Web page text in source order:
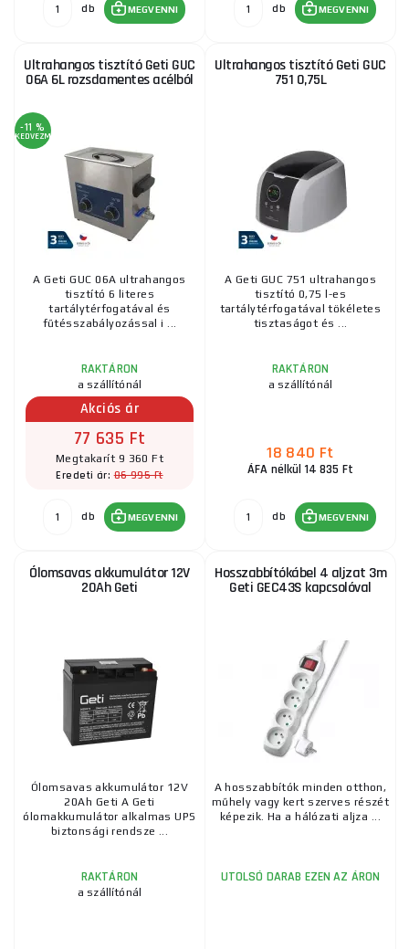
db MEGVENNI db MEGVENNI
Ultrahangos tisztító Geti GUC
06A 6L rozsdamentes acélból
-11 %
KEDVEZMÉNY
A Geti GUC 06A ultrahangos
tisztító 6 literes
tartálytérfogatával és
fűtésszabályozással i ...
RAKTÁRON
a szállítónál
Akciós ár
77 635 Ft
Megtakarít 9 360 Ft
Eredeti ár:86 995 Ft
db MEGVENNI
Ultrahangos tisztító Geti GUC
751 0,75L
A Geti GUC 751 ultrahangos
tisztító 0,75 l-es
tartálytérfogatával tökéletes
tisztaságot és ...
RAKTÁRON
a szállítónál
18 840 Ft
ÁFA nélkül 14 835 Ft
db MEGVENNI
Ólomsavas akkumulátor 12V
20Ah Geti
Ólomsavas akkumulátor 12V
20Ah Geti A Geti
ólomakkumulátor alkalmas UPS
biztonsági rendsze ...
RAKTÁRON
a szállítónál
Hosszabbítókábel 4 aljzat 3m
Geti GEC43S kapcsolóval
A hosszabbítók minden otthon,
műhely vagy kert szerves részét
képezik. Ha a hálózati aljza ...
UTOLSÓ DARAB EZEN AZ ÁRON